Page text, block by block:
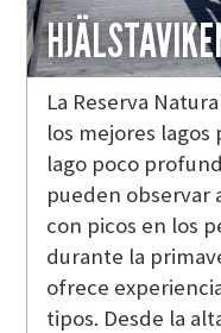
La Reserva
los mejores lagos
lago poco
pueden observar
con picos en los
durante la
ofrece
tipos. Desde la